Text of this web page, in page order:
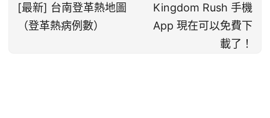
[最新] 台南登革熱地圖
（登革熱病例數）
Kingdom Rush 手機
App 現在可以免費下
載了！